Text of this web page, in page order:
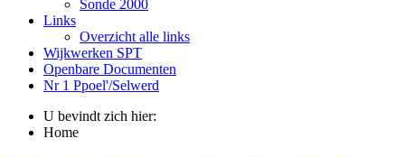
Sonde 2000
Links
Overzicht alle links
Wijkwerken SPT
Openbare Documenten
Nr 1 Ppoel'/Selwerd
U bevindt zich hier:
Home